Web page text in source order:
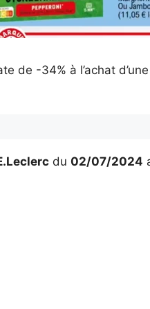
de -34% à l’achat
du 02/07/2024